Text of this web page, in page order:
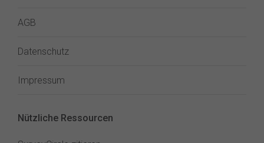
AGB
Datenschutz
Impressum
Nützliche Ressourcen